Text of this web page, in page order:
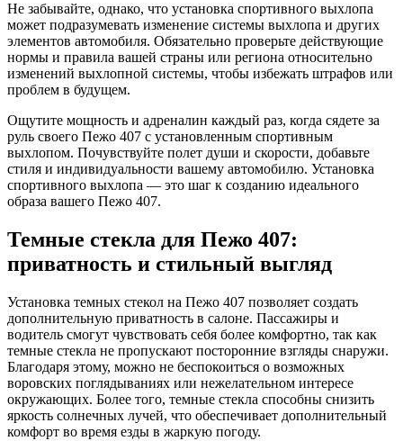
Не забывайте, однако, что установка спортивного выхлопа
может подразумевать изменение системы выхлопа и других
элементов автомобиля. Обязательно проверьте действующие
нормы и правила вашей страны или региона относительно
изменений выхлопной системы, чтобы избежать штрафов или
проблем в будущем.
Ощутите мощность и адреналин каждый раз, когда сядете за
руль своего Пежо 407 с установленным спортивным
выхлопом. Почувствуйте полет души и скорости, добавьте
стиля и индивидуальности вашему автомобилю. Установка
спортивного выхлопа — это шаг к созданию идеального
образа вашего Пежо 407.
Темные стекла для Пежо 407:
приватность и стильный выгляд
Установка темных стекол на Пежо 407 позволяет создать
дополнительную приватность в салоне. Пассажиры и
водитель смогут чувствовать себя более комфортно, так как
темные стекла не пропускают посторонние взгляды снаружи.
Благодаря этому, можно не беспокоиться о возможных
воровских поглядываниях или нежелательном интересе
окружающих. Более того, темные стекла способны снизить
яркость солнечных лучей, что обеспечивает дополнительный
комфорт во время езды в жаркую погоду.